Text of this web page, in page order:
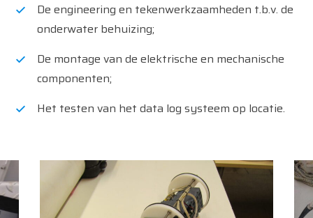
De engineering en tekenwerkzaamheden t.b.v. de
onderwater behuizing;
De montage van de elektrische en mechanische
componenten;
Het testen van het data log systeem op locatie.